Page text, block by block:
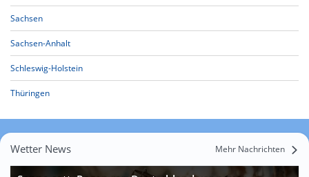
Sachsen
Sachsen-Anhalt
Schleswig-Holstein
Thüringen
Wetter News Mehr Nachrichten